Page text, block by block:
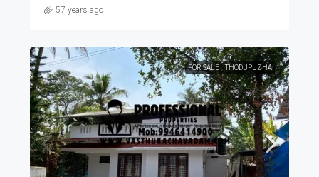
57 years ago
FOR SALE THODUPUZHA